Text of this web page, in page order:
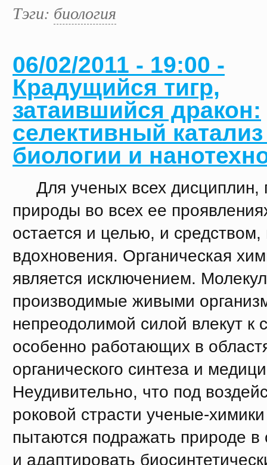
Тэги: биология
06/02/2011 - 19:00 -
Крадущийся тигр,
затаившийся дракон:
селективный
биологии и
Для ученых всех дисциплин,
природы во всех ее
остается и целью, и средством,
вдохновения. Органическая
является исключением.
производимые живыми
непреодолимой силой влекут к
особенно работающих в
органического синтеза и
Неудивительно, что под
роковой страсти ученые-
пытаются подражать природе в
и адаптировать